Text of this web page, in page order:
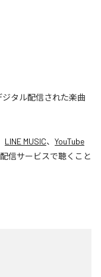
ジタル配信された楽曲
LINE MUSIC、 YouTube
信サービスで聴くこと